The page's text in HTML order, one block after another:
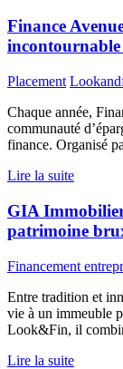
Finance
incontournable
Placement
Chaque année,
communauté
finance. Organisé
Lire la suite
GIA
patrimoine
Financement
Entre tradition et
vie à un immeuble
Look&Fin, il
Lire la suite